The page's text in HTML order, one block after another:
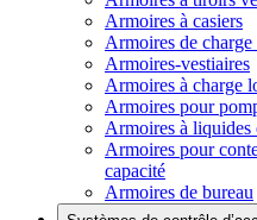
Armoires à casiers
Armoires de
Armoires-vestiaires
Armoires à charge
Armoires pour
Armoires à liquides
Armoires pour
capacité
Armoires de bureau